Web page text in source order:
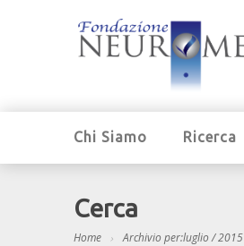
Chi Siamo Ricerca
Cerca
Home Archivio per:luglio / 2015